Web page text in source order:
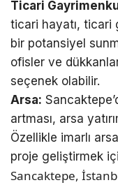
Ticari
ticari hayatı, ticari
bir potansiyel
ofisler ve
seçenek olabilir.
Arsa:
artması, arsa
Özellikle imarlı
proje geliştirmek
Sancaktepe,